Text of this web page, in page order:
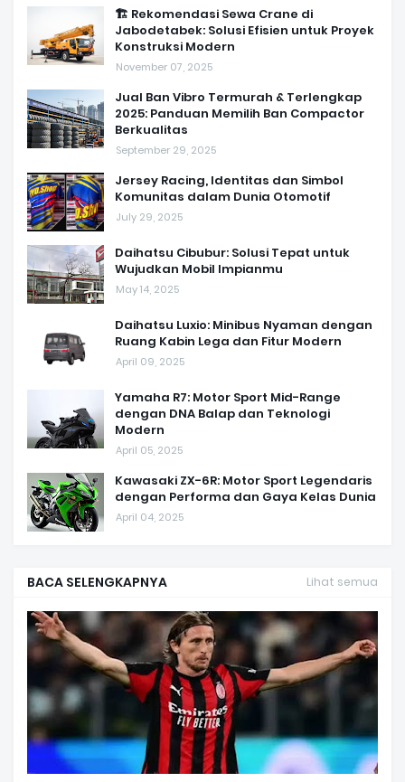
🏗️ Rekomendasi Sewa Crane di
Jabodetabek: Solusi Efisien untuk Proyek
Konstruksi Modern
November 07, 2025
Jual Ban Vibro Termurah & Terlengkap
2025: Panduan Memilih Ban Compactor
Berkualitas
September 29, 2025
Jersey Racing, Identitas dan Simbol
Komunitas dalam Dunia Otomotif
July 29, 2025
Daihatsu Cibubur: Solusi Tepat untuk
Wujudkan Mobil Impianmu
May 14, 2025
Daihatsu Luxio: Minibus Nyaman dengan
Ruang Kabin Lega dan Fitur Modern
April 09, 2025
Yamaha R7: Motor Sport Mid-Range
dengan DNA Balap dan Teknologi
Modern
April 05, 2025
Kawasaki ZX-6R: Motor Sport Legendaris
dengan Performa dan Gaya Kelas Dunia
April 04, 2025
BACA SELENGKAPNYA Lihat semua